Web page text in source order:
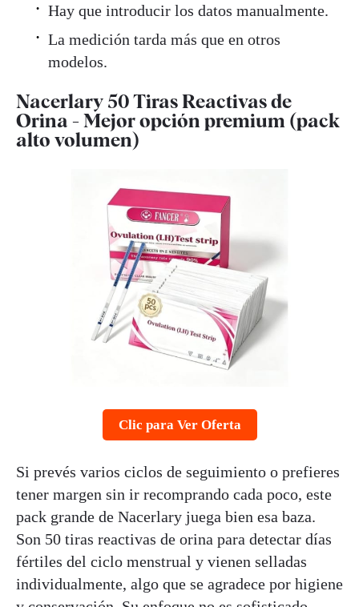
Hay que introducir los datos manualmente.
La medición tarda más que en otros
modelos.
Nacerlary 50 Tiras Reactivas de
Orina - Mejor opción premium (pack
alto volumen)
Clic para Ver Oferta
Si prevés varios ciclos de seguimiento o prefieres
tener margen sin ir recomprando cada poco, este
pack grande de Nacerlary juega bien esa baza.
Son 50 tiras reactivas de orina para detectar días
fértiles del ciclo menstrual y vienen selladas
individualmente, algo que se agradece por higiene